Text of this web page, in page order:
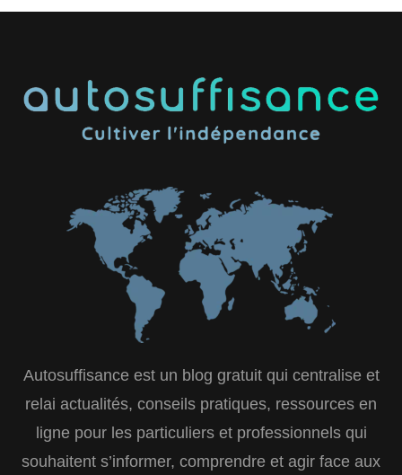
Autosuffisance est un blog gratuit qui centralise et
relai actualités, conseils pratiques, ressources en
ligne pour les particuliers et professionnels qui
souhaitent s’informer, comprendre et agir face aux